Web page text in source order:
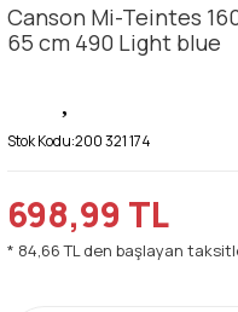
Canson Mi-Teintes
65 cm 490 Light blue
Stok Kodu:200 321 174
698,99 TL
* 84,66 TL den başlayan